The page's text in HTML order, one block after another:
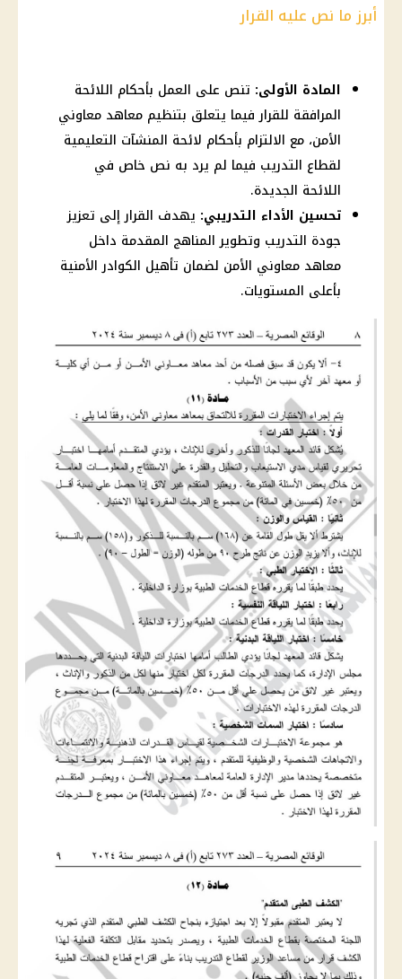
أبرز ما نص عليه القرار
المادة الأولى: تنص على العمل بأحكام اللائحة
المرافقة للقرار فيما يتعلق بتنظيم معاهد معاوني
الأمن، مع الالتزام بأحكام لائحة المنشآت التعليمية
لقطاع التدريب فيما لم يرد به نص خاص في
اللائحة الجديدة.
تحسين الأداء التدريبي: يهدف القرار إلى تعزيز
جودة التدريب وتطوير المناهج المقدمة داخل
معاهد معاوني الأمن لضمان تأهيل الكوادر الأمنية
بأعلى المستويات.